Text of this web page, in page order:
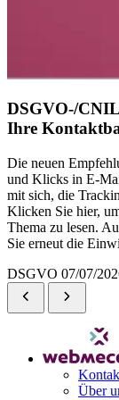
DSGVO-/
Ihre
Die neuen
und Klicks in E-
mit sich, die
Klicken Sie hier,
Thema zu lesen.
Sie erneut die
DSGVO 07/07/
Über